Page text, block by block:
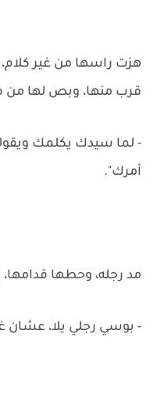
هزت راسها من غير
قرب منها، وبص لها من
- لما سيدك يكلمك
أمرك".
مد رجله، وحطها
- بوسي رجلي يلا،